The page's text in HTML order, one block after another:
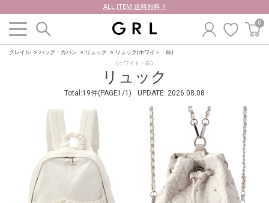
ALL ITEM 送料無料 !!
0
グレイル バッグ・カバン リュック リュック(ホワイト・白)
リュック
(ホワイト・白)
Total:19件(PAGE1/1) UPDATE: 2026.08.08